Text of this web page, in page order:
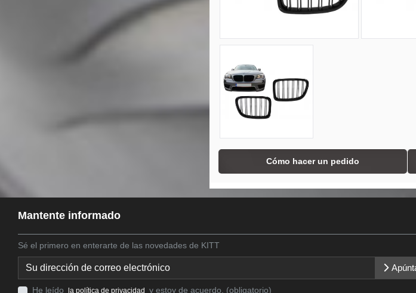
Cómo hacer un pedido
Mantente informado
Sé el primero en enterarte de las novedades de KITT
He leído la política de privacidad y estoy de acuerdo. (obligatorio)